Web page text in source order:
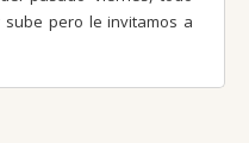
pero le invitamos a